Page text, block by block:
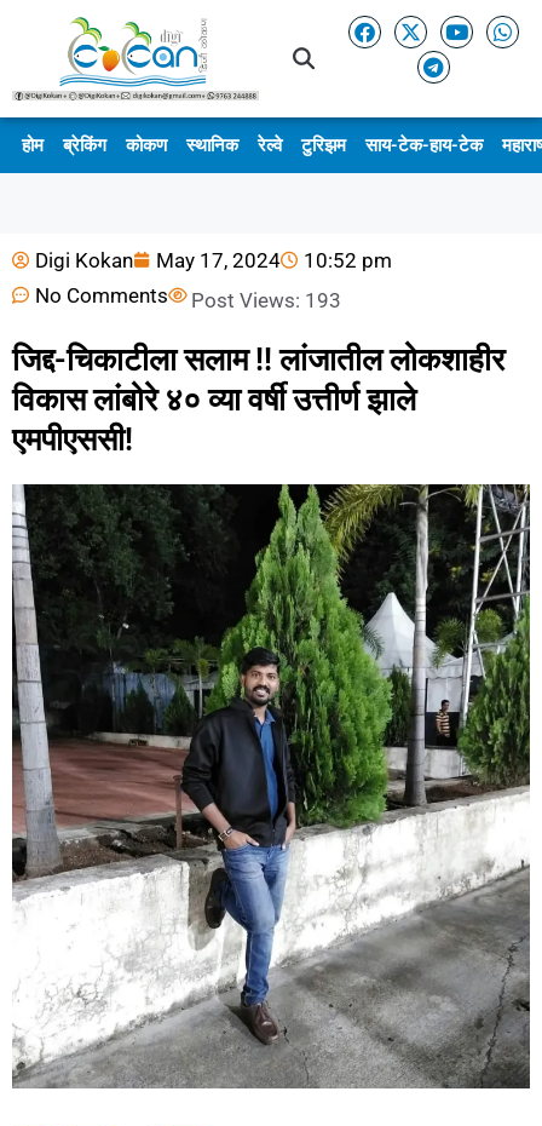
होम ब्रेकिंग कोकण स्थानिक रेल्वे टुरिझम साय-टेक-हाय-टेक
Digi Kokan May 17, 2024
10:52 pm
No Comments
Post Views: 193
जिद्द-चिकाटीला सलाम !! लांजातील लोकशाहीर
विकास लांबोरे ४० व्या वर्षी उत्तीर्ण झाले
एमपीएससी!